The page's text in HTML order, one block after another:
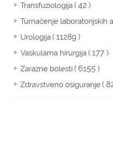
Transfuziologija( 42 )
Tumačenje laboratorijskih
Urologija( 11289 )
Vaskularna hirurgija( 177 )
Zarazne bolesti( 6155 )
Zdravstveno osiguranje(